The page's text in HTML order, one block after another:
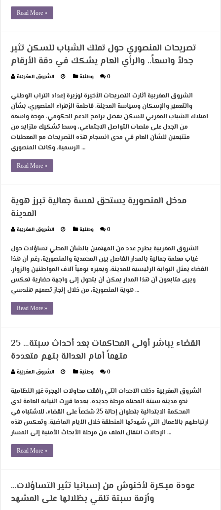
Read More »
تصريحات المنصوري حول تملك الشباب للسكن تثير
جدلاً واسعاً.. والرأي العام يشكك في دقة الأرقام
الشروق المغربية وطنية 0
الشروق المغربية أثارت التصريحات الأخيرة لوزيرة إعداد التراب الوطني
والتعمير والإسكان وسياسة المدينة، فاطمة الزهراء المنصوري، بشأن
امتلاك الشباب المغربي للسكن بفضل برامج الدعم الحكومي، موجة واسعة
من الجدل على منصات التواصل الاجتماعي، وسط تشكيك متزايد من
متتبعين للشأن العام في مدى انسجام هذه التصريحات مع المعطيات
الرسمية. وكانت المنصوري …
Read More »
مدخل المنصورية يستحق لمسة جمالية تبرز هوية
المدينة
الشروق المغربية وطنية 0
الشروق المغربية يطرح عدد من المهتمين بالشأن المحلي تساؤلات حول
غياب معلمة جمالية بالمدار الفاصل بين المحمدية والمنصورية، رغم أن هذا
الفضاء يمثل البوابة الرئيسية للمدينة، ويعبره يومياً آلاف المواطنين والزوار.
ويرى متابعون أن هذا المدار يمكن أن يتحول إلى واجهة حضارية تعكس
هوية المنصورية، من خلال إنجاز تصميم هندسي …
Read More »
القضاء يباشر أولى المحاكمات بعد أحداث سبتة… 25
متهماً أمام العدالة بتهم متعددة
الشروق المغربية وطنية 0
الشروق المغربية دخلت الأحداث التي رافقت محاولات الهجرة غير النظامية
نحو مدينة سبتة المحتلة مرحلة جديدة، بعدما قررت النيابة العامة لدى
المحكمة الابتدائية بتطوان إحالة 25 شخصاً على القضاء، للاشتباه في
ارتباطهم بالأعمال التي شهدتها المنطقة خلال الأيام الماضية. وتعكس هذه
الإحالات انتقال الملف من مرحلة الأبحاث الأمنية إلى المسار …
Read More »
عودة مبكرة لأخنوش من إسبانيا تثير التساؤلات…
وأزمة سبتة تلقي بظلالها على المشهد